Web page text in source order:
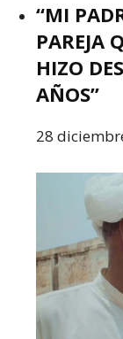
“MI
PAREJA
HIZO
AÑOS”
28